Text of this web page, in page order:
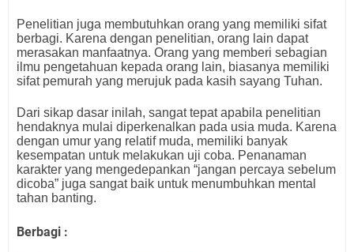
Penelitian juga membutuhkan orang yang memiliki sifat
berbagi. Karena dengan penelitian, orang lain dapat
merasakan manfaatnya. Orang yang memberi sebagian
ilmu pengetahuan kepada orang lain, biasanya memiliki
sifat pemurah yang merujuk pada kasih sayang Tuhan.
Dari sikap dasar inilah, sangat tepat apabila penelitian
hendaknya mulai diperkenalkan pada usia muda. Karena
dengan umur yang relatif muda, memiliki banyak
kesempatan untuk melakukan uji coba. Penanaman
karakter yang mengedepankan “jangan percaya sebelum
dicoba” juga sangat baik untuk menumbuhkan mental
tahan banting.
Berbagi :